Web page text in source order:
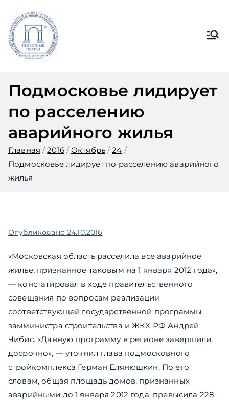
содержимому
ЭАЦП
«Проектный
портал»
портал»
Подмосковье лидирует
по расселению
аварийного жилья
Главная 2016 Октябрь
24
Подмосковье лидирует по расселению аварийного
жилья
Опубликовано 24.10.2016
«Московская область расселила все аварийное
жилье, признанное таковым на 1 января 2012 года»,
— констатировал в ходе правительственного
совещания по вопросам реализации
соответствующей государственной программы
замминистра строительства и ЖКХ РФ Андрей
Чибис. «Данную программу в регионе завершили
досрочно», — уточнил глава подмосковного
стройкомплекса Герман Елянюшкин. По его
словам, общая площадь домов, признанных
аварийными до 1 января 2012 года, превысила 228